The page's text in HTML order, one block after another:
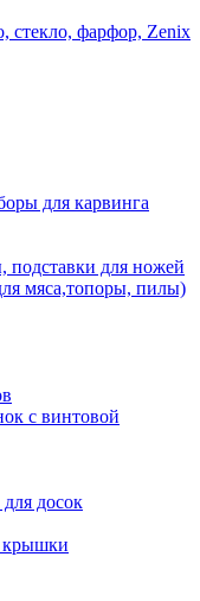
стекло, фарфор, Zenix
для карвинга
для ножей
мяса,топоры, пилы)
с винтовой
досок
крышки